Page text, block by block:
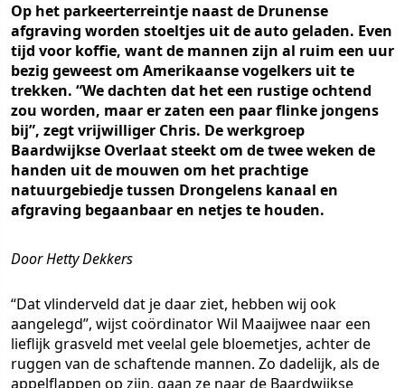
Op het parkeerterreintje naast de Drunense
afgraving worden stoeltjes uit de auto geladen. Even
tijd voor koffie, want de mannen zijn al ruim een uur
bezig geweest om Amerikaanse vogelkers uit te
trekken. “We dachten dat het een rustige ochtend
zou worden, maar er zaten een paar flinke jongens
bij”, zegt vrijwilliger Chris. De werkgroep
Baardwijkse Overlaat steekt om de twee weken de
handen uit de mouwen om het prachtige
natuurgebiedje tussen Drongelens kanaal en
afgraving begaanbaar en netjes te houden.
Door Hetty Dekkers
“Dat vlinderveld dat je daar ziet, hebben wij ook
aangelegd”, wijst coördinator Wil Maaijwee naar een
lieflijk grasveld met veelal gele bloemetjes, achter de
ruggen van de schaftende mannen. Zo dadelijk, als de
appelflappen op zijn, gaan ze naar de Baardwijkse